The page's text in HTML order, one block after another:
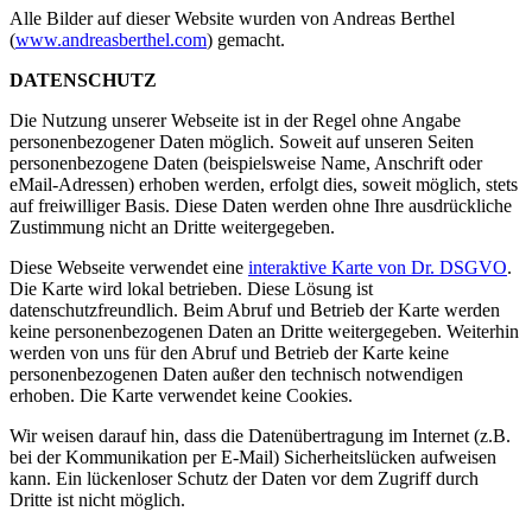
Alle Bilder auf dieser Website wurden von Andreas Berthel
(www.andreasberthel.com) gemacht.
DATENSCHUTZ
Die Nutzung unserer Webseite ist in der Regel ohne Angabe
personenbezogener Daten möglich. Soweit auf unseren Seiten
personenbezogene Daten (beispielsweise Name, Anschrift oder
eMail-Adressen) erhoben werden, erfolgt dies, soweit möglich, stets
auf freiwilliger Basis. Diese Daten werden ohne Ihre ausdrückliche
Zustimmung nicht an Dritte weitergegeben.
Diese Webseite verwendet eine interaktive Karte von Dr. DSGVO.
Die Karte wird lokal betrieben. Diese Lösung ist
datenschutzfreundlich. Beim Abruf und Betrieb der Karte werden
keine personenbezogenen Daten an Dritte weitergegeben. Weiterhin
werden von uns für den Abruf und Betrieb der Karte keine
personenbezogenen Daten außer den technisch notwendigen
erhoben. Die Karte verwendet keine Cookies.
Wir weisen darauf hin, dass die Datenübertragung im Internet (z.B.
bei der Kommunikation per E-Mail) Sicherheitslücken aufweisen
kann. Ein lückenloser Schutz der Daten vor dem Zugriff durch
Dritte ist nicht möglich.